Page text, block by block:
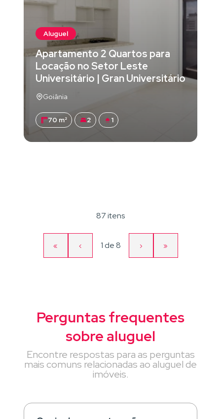
Aluguel
Apartamento 2 Quartos para
Locação no Setor Leste
Universitário | Gran Universitário
Goiânia
70 m² 2 1
87 itens
Primeira
«
Página
‹ Página
1 de8
Próxima
›
Última
»
Perguntas frequentes
sobre aluguel
Encontre respostas para as perguntas
mais comuns relacionadas ao aluguel de
imóveis.